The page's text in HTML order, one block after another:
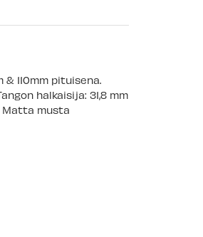
110mm pituisena.
halkaisija: 31,8 mm
Matta musta